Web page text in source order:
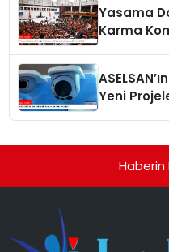
Yasama
Karma
Yeni
Haberin